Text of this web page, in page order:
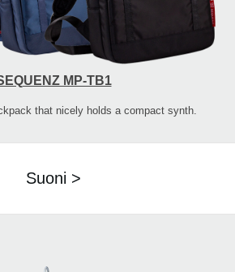
MP-TB1
that nicely holds a compact synth.
Suoni >